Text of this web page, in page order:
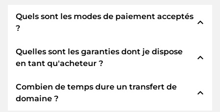
Quels sont les modes de paiement acceptés
?
expand_less
Nous utilisons SEPA comme paiement anticipé
et utilisons STRIPE comme prestataire de
paiement disponibles tels que : Cartes de crédit,
PayPal, Klarna, ApplePay, GooglePay, Alipay ou
Quelles sont les garanties dont je dispose
en tant qu'acheteur ?
expand_less
En tant qu'acheteur, nous vous garantissons
toujours les sécurités suivantes. Nous nous en
Combien de temps dure un transfert de
domaine ?
expand_less